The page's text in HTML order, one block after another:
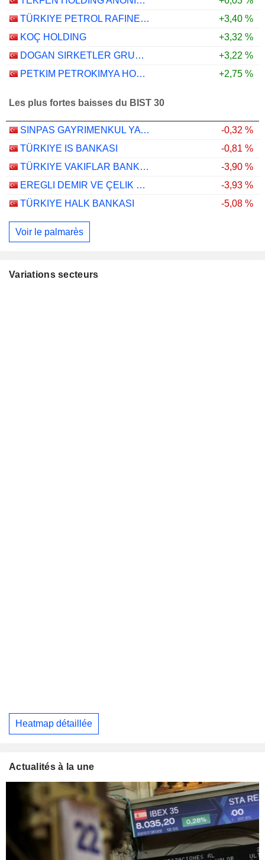
TÜRKIYE PETROL RAFINERILERI
+3,40 %
KOÇ HOLDING
+3,32 %
DOGAN SIRKETLER GRUBU HOLDING
+3,22 %
PETKIM PETROKIMYA HOLDING ANONIM SIRKETI
+2,75 %
Les plus fortes baisses du BIST 30
SINPAS GAYRIMENKUL YATIRIM ORTAKLIGI
-0,32 %
TÜRKIYE IS BANKASI
-0,81 %
TÜRKIYE VAKIFLAR BANKASI TÜRK ANONIM ORTAKLIGI
-3,90 %
EREGLI DEMIR VE ÇELIK FABRIKALARI T.A.S.
-3,93 %
TÜRKIYE HALK BANKASI
-5,08 %
Voir le palmarès
Variations secteurs
Heatmap détaillée
Actualités à la une